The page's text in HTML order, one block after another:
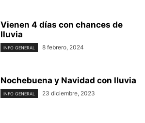
Vienen 4 días con chances de
lluvia
INFO GENERAL 8 febrero, 2024
Nochebuena y Navidad con lluvia
INFO GENERAL 23 diciembre, 2023